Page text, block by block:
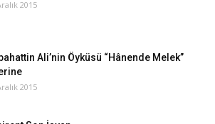
2015
Ali’nin Öyküsü “Hânende Melek”
2015